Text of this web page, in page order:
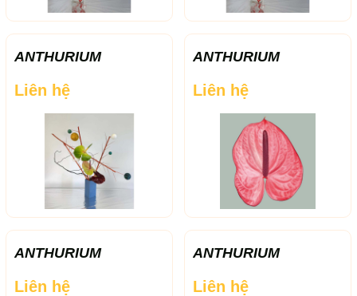
ANTHURIUM
Liên hệ
ANTHURIUM
Liên hệ
ANTHURIUM
Liên hệ
ANTHURIUM
Liên hệ